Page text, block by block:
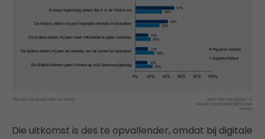
Die uitkomst is des te opvallender, omdat bij digitale